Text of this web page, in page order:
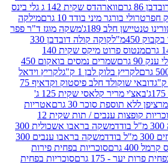
ווארהדס שקית 142 ג גלי בינס
מיני בודד 10 גרם
מילקה
189ג'
משקה מוגז ד"ר פפר
קוקה קולה דובדבן 330
מנטוס פרוט מיקס שקית 140
שמרים נמסים בואקום 450
בלוק לבן 1 ק"ג
לקריץ וידאל
דובאי שוקולד חלב פיסטוק וקדאיף 75
באצ'י מריר קלאסי שקית 125 ג'
סוכר 30 גרם
אטריות
צמר גפן עם סוכריות קופצות ענבים / תות שקית 12
משקה בראבו אשכולית 300
משקה בראבו ענבים 300
סוכריות בפחית פירות
גרם
סוכריות בפחית